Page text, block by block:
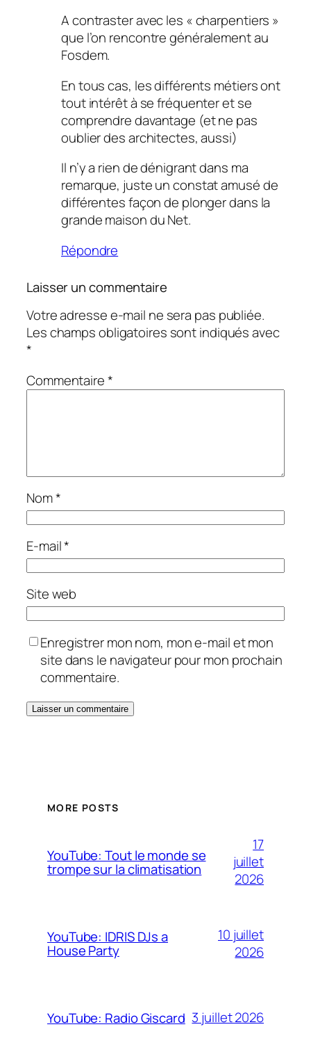
A contraster avec les « charpentiers »
que l’on rencontre généralement au
Fosdem.
En tous cas, les différents métiers ont
tout intérêt à se fréquenter et se
comprendre davantage (et ne pas
oublier des architectes, aussi)
Il n’y a rien de dénigrant dans ma
remarque, juste un constat amusé de
différentes façon de plonger dans la
grande maison du Net.
Répondre
Laisser un commentaire
Votre adresse e-mail ne sera pas publiée.
Les champs obligatoires sont indiqués avec
*
Commentaire*
Nom*
E-mail*
Site web
Enregistrer mon nom, mon e-mail et mon
site dans le navigateur pour mon prochain
commentaire.
MORE POSTS
YouTube: Tout le monde se
trompe sur la climatisation
17
juillet
2026
YouTube: IDRIS DJs a
House Party
10 juillet
2026
YouTube: Radio Giscard 3 juillet 2026